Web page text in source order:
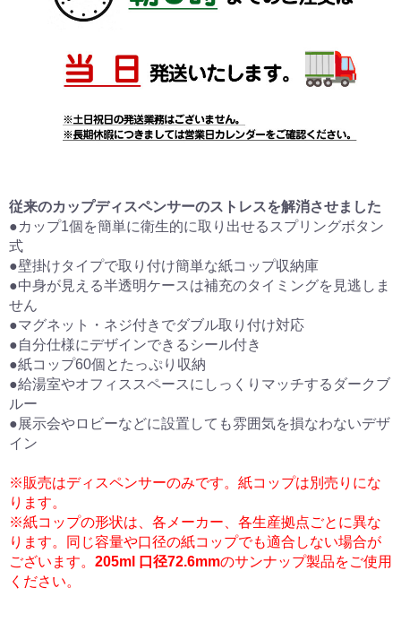
従来のカップディスペンサーのストレスを解消させました
●カップ1個を簡単に衛生的に取り出せるスプリングボタン
式
●壁掛けタイプで取り付け簡単な紙コップ収納庫
●中身が見える半透明ケースは補充のタイミングを見逃しま
せん
●マグネット・ネジ付きでダブル取り付け対応
●自分仕様にデザインできるシール付き
●紙コップ60個とたっぷり収納
●給湯室やオフィススペースにしっくりマッチするダークブ
ルー
●展示会やロビーなどに設置しても雰囲気を損なわないデザ
イン
※販売はディスペンサーのみです。紙コップは別売りにな
ります。
※紙コップの形状は、各メーカー、各生産拠点ごとに異な
ります。同じ容量や口径の紙コップでも適合しない場合が
ございます。 205ml 口径72.6mmのサンナップ製品をご使用
ください。